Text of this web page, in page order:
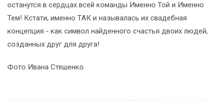
останутся в сердцах всей команды Именно Той и Именно
Тем! Кстати, именно ТАК и называлась их свадебная
концепция - как символ найденного счастья двоих людей,
созданных друг для друга!
Фото Ивана Стешенко